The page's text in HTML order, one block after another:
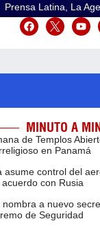
Prensa Latina, La
MINUTO A
de Templos
en Panamá
asume control del
con Rusia
nombra a nuevo
de Seguridad